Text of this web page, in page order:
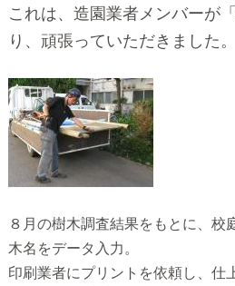
これは、造園業者メンバーが
り、頑張っていただきました。
８月の樹木調査結果をもとに、校
木名をデータ入力。
印刷業者にプリントを依頼し、仕